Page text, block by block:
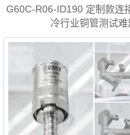
G60C-R06-ID190 定制款连
冷行业铜管测试难